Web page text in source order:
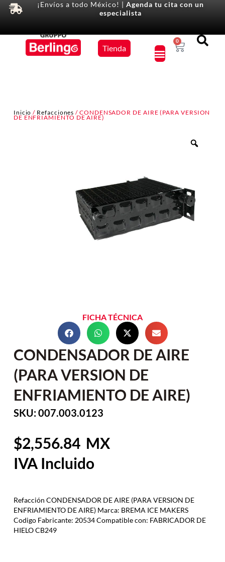
¡Envíos a todo México! | Agenda tu cita con un
especialista
Tienda
0
Inicio / Refacciones / CONDENSADOR DE AIRE (PARA VERSION
DE ENFRIAMIENTO DE AIRE)
FICHA TÉCNICA
CONDENSADOR DE AIRE
(PARA VERSION DE
ENFRIAMIENTO DE AIRE)
SKU: 007.003.0123
2,556.84
Refacción CONDENSADOR DE AIRE (PARA VERSION DE
ENFRIAMIENTO DE AIRE) Marca: BREMA ICE MAKERS
Codigo Fabricante: 20534 Compatible con: FABRICADOR DE
HIELO CB249